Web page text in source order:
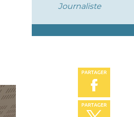
Journaliste